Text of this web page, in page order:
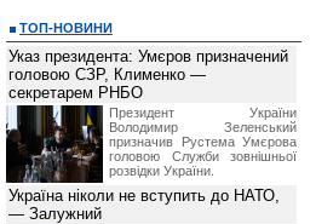
ТОП-НОВИНИ
Указ президента: Умєров призначений
головою СЗР, Клименко —
секретарем РНБО
Президент України
Володимир Зеленський
призначив Pустема Умєрова
головою Служби зовнішньої
розвідки України.
Україна ніколи не вступить до НАТО,
— Залужний